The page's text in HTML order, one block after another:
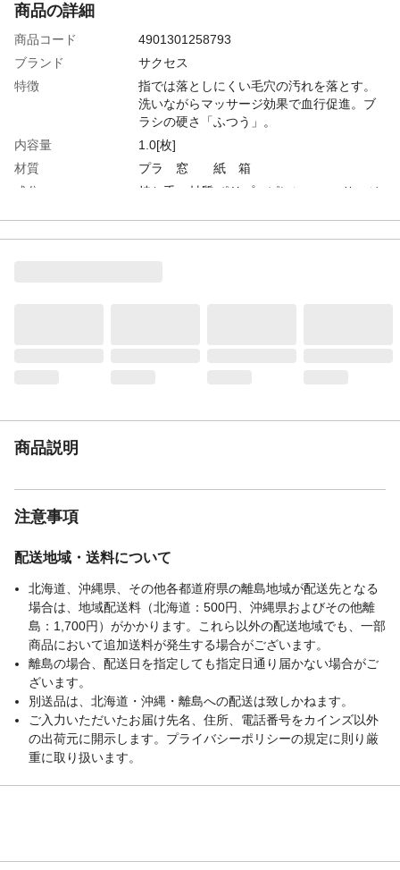
商品の詳細
商品コード
4901301258793
ブランド
サクセス
特徴
指では落としにくい毛穴の汚れを落とす。
洗いながらマッサージ効果で血行促進。ブ
ラシの硬さ「ふつう」。
内容量
1.0[枚]
材質
プラ 窓 紙 箱
成分
持ち手の材質:ポリプロピレン マッサージ
商品説明
注意事項
配送地域・送料について
北海道、沖縄県、その他各都道府県の離島地域が配送先となる
場合は、地域配送料（北海道：500円、沖縄県およびその他離
島：1,700円）がかかります。これら以外の配送地域でも、一部
商品において追加送料が発生する場合がございます。
離島の場合、配送日を指定しても指定日通り届かない場合がご
ざいます。
別送品は、北海道・沖縄・離島への配送は致しかねます。
ご入力いただいたお届け先名、住所、電話番号をカインズ以外
の出荷元に開示します。プライバシーポリシーの規定に則り厳
重に取り扱います。